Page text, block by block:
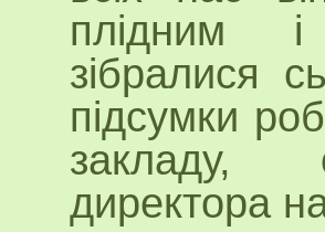
плідним
зібралися
підсумки
закладу,
директора